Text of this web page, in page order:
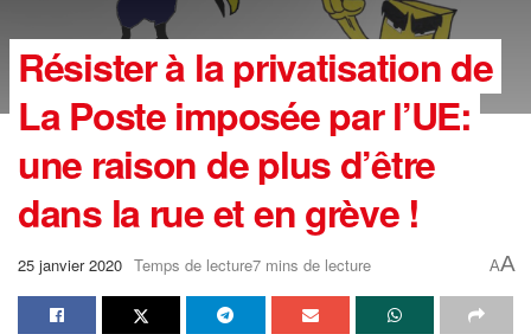
Résister à la privatisation de
La Poste imposée par l’UE:
une raison de plus d’être
dans la rue et en grève !
25 janvier 2020 Temps de lecture7 mins de lecture AA